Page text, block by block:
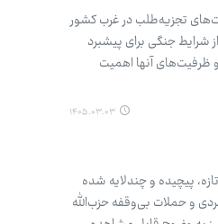
تجزیه‌طلب در غرب کشور
شرایط جنگی برای پیشبرد
ظرفیت‌های آنها اهمیت
۱۴۰۵.۰۳.۰۳
پیچیده و چندلایه شده
و حملات بی‌وقفه حزب‌الله